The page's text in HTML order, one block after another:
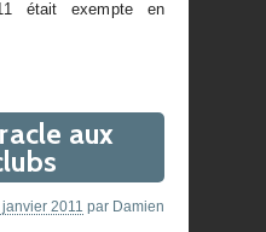
était exempte en
aux
janvier 2011 par Damien